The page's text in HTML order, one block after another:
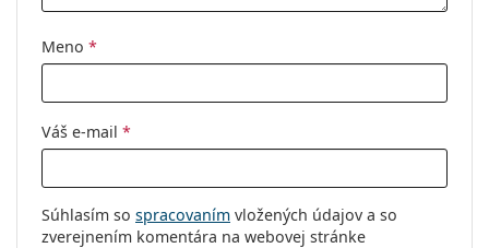
Meno *
Váš e-mail *
Súhlasím so spracovaním vložených údajov a so
zverejnením komentára na webovej stránke